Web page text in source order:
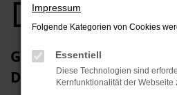
Glückwunsch zum VW
Düsseldorf
Impressum
Folgende Kategorien von Cookies
Essentiell
Diese Technologien sind
Kernfunktionalität der